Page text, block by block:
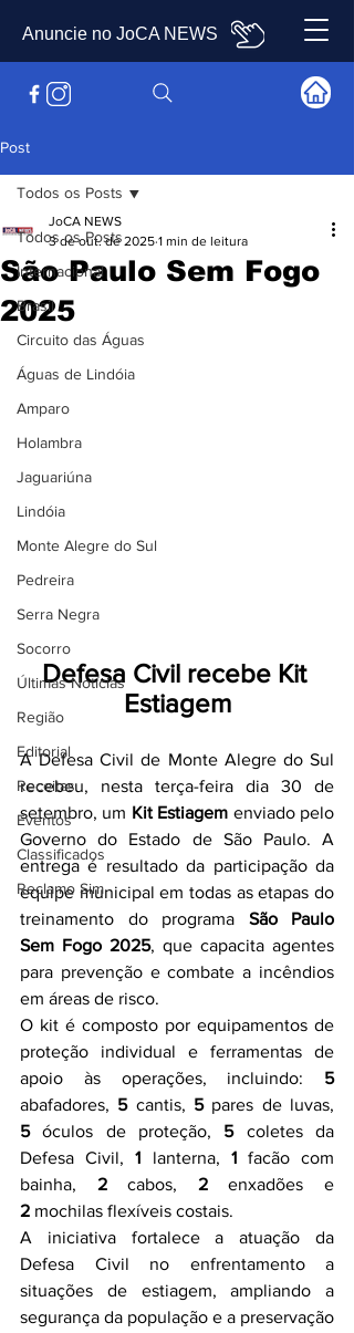
Anuncie no JoCA NEWS
Post
Todos os Posts
Internacional
Brasil
Circuito das Águas
Águas de Lindóia
Amparo
Holambra
Jaguariúna
Lindóia
Monte Alegre do Sul
Pedreira
Serra Negra
Socorro
Últimas Notícias
Região
Editorial
Receitas
Eventos
Classificados
Reclamo Sim
Todos os Posts
São Paulo Sem Fogo
2025
JoCA NEWS
3 de out. de 2025 1 min de leitura
Defesa Civil recebe Kit
Estiagem
A Defesa Civil de Monte Alegre do Sul
recebeu, nesta terça-feira dia 30 de
setembro, um Kit Estiagem enviado pelo
Governo do Estado de São Paulo. A
entrega é resultado da participação da
equipe municipal em todas as etapas do
treinamento do programa São Paulo
Sem Fogo 2025, que capacita agentes
para prevenção e combate a incêndios
em áreas de risco.
O kit é composto por equipamentos de
proteção individual e ferramentas de
apoio às operações, incluindo: 5
abafadores, 5 cantis, 5
5 óculos de proteção, 5 coletes da
Defesa Civil, 1 lanterna, 1 facão com
bainha, 2 cabos, 2
2 mochilas flexíveis costais.
A iniciativa fortalece a atuação da
Defesa Civil no enfrentamento a
situações de estiagem, ampliando a
segurança da população e a preservação